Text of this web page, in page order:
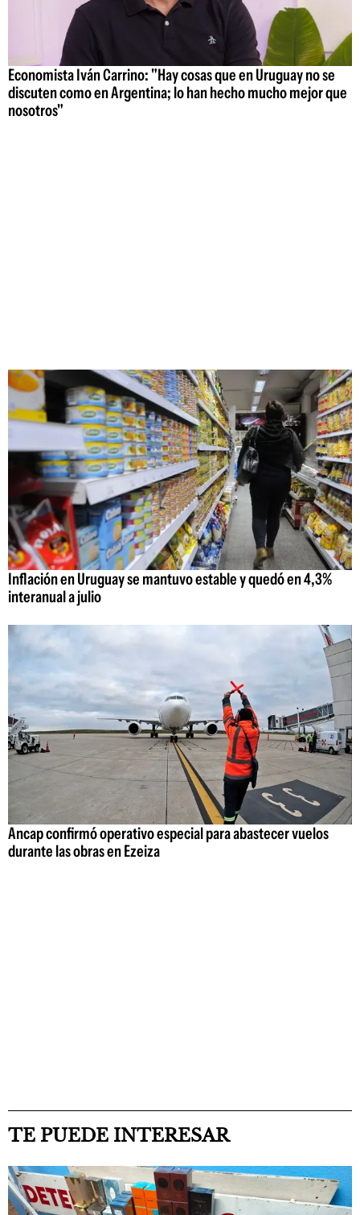
Economista Iván Carrino: "Hay cosas que en Uruguay no se
discuten como en Argentina; lo han hecho mucho mejor que
nosotros"
Inflación en Uruguay se mantuvo estable y quedó en 4,3%
interanual a julio
Ancap confirmó operativo especial para abastecer vuelos
durante las obras en Ezeiza
TE PUEDE INTERESAR